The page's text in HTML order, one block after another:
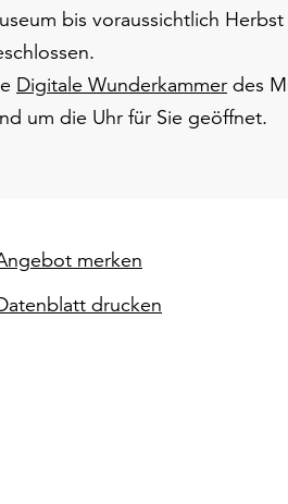
bis voraussichtlich Herbst
Digitale Wunderkammer des
um die Uhr für Sie geöffnet.
Angebot merken
drucken